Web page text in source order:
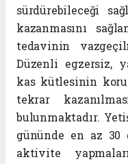
sürdürebileceği
kazanmasını
tedavinin
Düzenli egzersiz,
kas kütlesinin
tekrar
bulunmaktadır.
gününde en az
aktivite